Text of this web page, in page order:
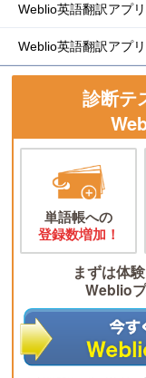
Weblio英語翻訳アプ
Weblio英語翻訳アプ
診断テ
単語帳への
登録数増加！
まずは体
Weblio